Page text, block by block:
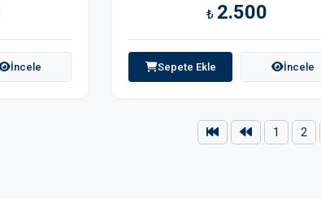
İncele
₺ 2.500
Sepete Ekle İncele
1 2